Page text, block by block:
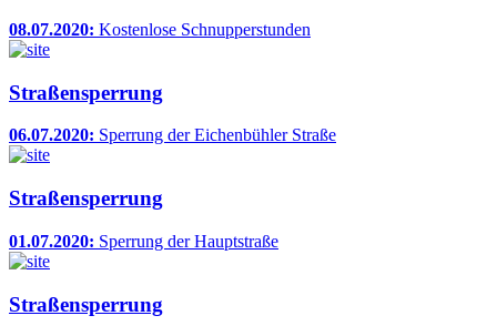
08.07.2020: Kostenlose Schnupperstunden
Straßensperrung
06.07.2020: Sperrung der Eichenbühler Straße
Straßensperrung
01.07.2020: Sperrung der Hauptstraße
Straßensperrung